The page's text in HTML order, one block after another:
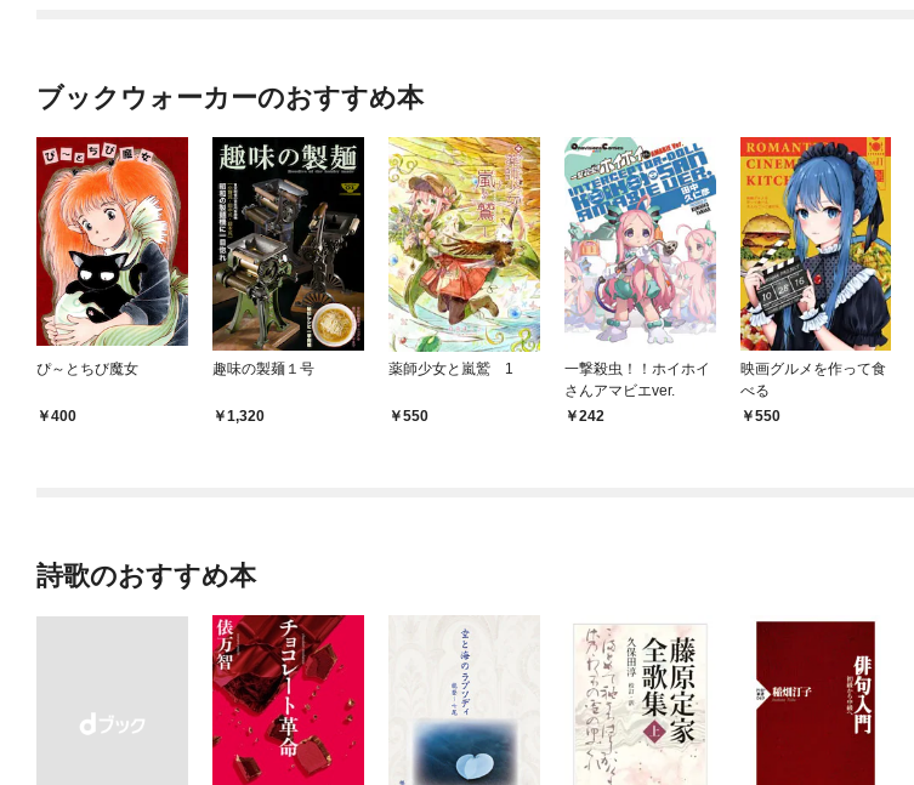
ブックウォーカーのおすすめ本
ぴ～とちび魔女
400
趣味の製麺１号
1,320
薬師少女と嵐鷲 1
550
一撃殺虫！！ホイホイ
さんアマビエver.
242
映画グルメを作って食
べる
550
詩歌のおすすめ本